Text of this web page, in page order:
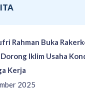
2025
Rahman Buka
Iklim Usaha
Kerja